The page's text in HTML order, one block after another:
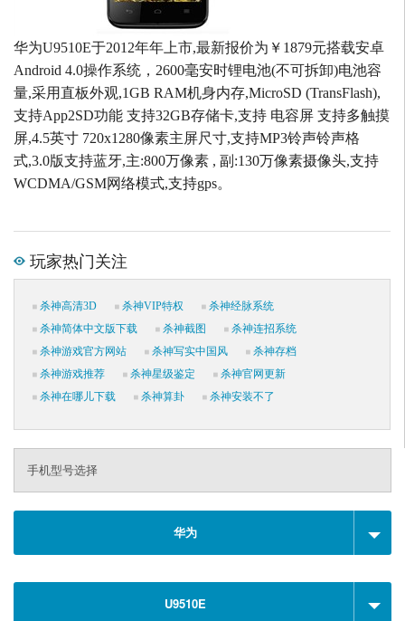
华为U9510E于2012年年上市,最新报价为￥1879元搭载安卓
Android 4.0操作系统，2600毫安时锂电池(不可拆卸)电池容
量,采用直板外观,1GB RAM机身内存,MicroSD (TransFlash),
支持App2SD功能 支持32GB存储卡,支持 电容屏 支持多触摸
屏,4.5英寸 720x1280像素主屏尺寸,支持MP3铃声铃声格
式,3.0版支持蓝牙,主:800万像素 , 副:130万像素摄像头,支持
WCDMA/GSM网络模式,支持gps。
玩家热门关注
杀神高清3D 杀神VIP特权
杀神经脉系统
杀神简体中文版下载
杀神截图
杀神连招系统
杀神游戏官方网站
杀神写实中国风
杀神存档
杀神游戏推荐
杀神星级鉴定
杀神官网更新
杀神在哪儿下载
杀神算卦 杀神安装不了
手机型号选择
华为
U9510E